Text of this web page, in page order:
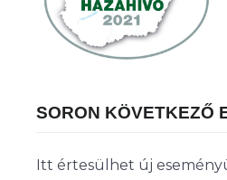
SORON KÖVETKEZŐ
Itt értesülhet új